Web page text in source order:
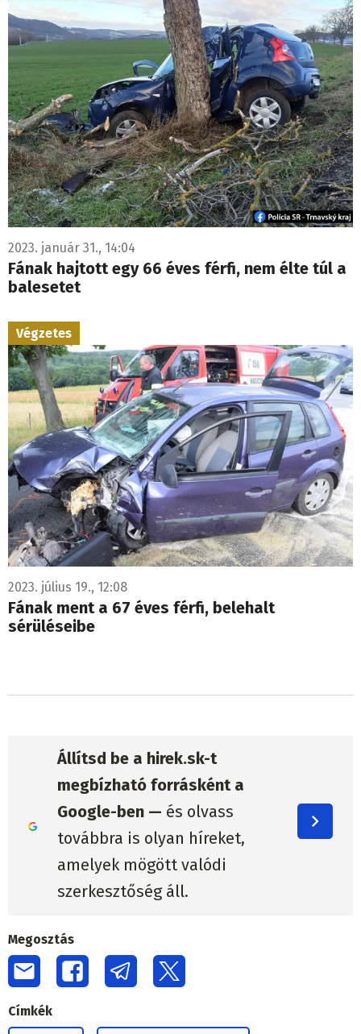
2023. január 31., 14:04
Fának hajtott egy 66 éves férfi, nem élte túl a
balesetet
Végzetes
2023. július 19., 12:08
Fának ment a 67 éves férfi, belehalt
sérüléseibe
Állítsd be a hirek.sk-t
megbízható forrásként a
Google-ben — és olvass
továbbra is olyan híreket,
amelyek mögött valódi
szerkesztőség áll.
Megosztás
Címkék